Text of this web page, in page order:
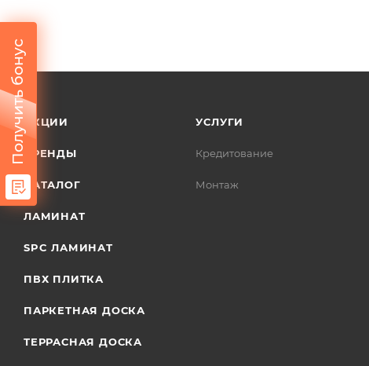
АКЦИИ
БРЕНДЫ
КАТАЛОГ
ЛАМИНАТ
SPC ЛАМИНАТ
ПВХ ПЛИТКА
ПАРКЕТНАЯ ДОСКА
ТЕРРАСНАЯ ДОСКА
УСЛУГИ
Кредитование
Монтаж
Получить бонус